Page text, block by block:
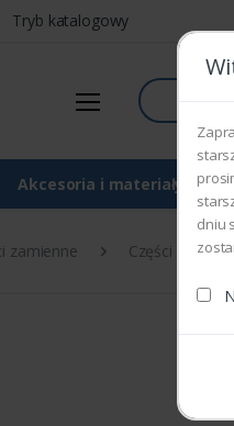
Tryb katalogowy
Szukaj
Akcesoria i materiały
dniu
zamienne Części do